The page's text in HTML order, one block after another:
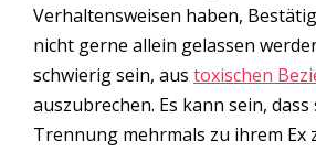
Verhaltensweisen haben,
nicht gerne allein gelassen
schwierig sein, aus toxischen
auszubrechen. Es kann sein,
Trennung mehrmals zu ihrem Ex